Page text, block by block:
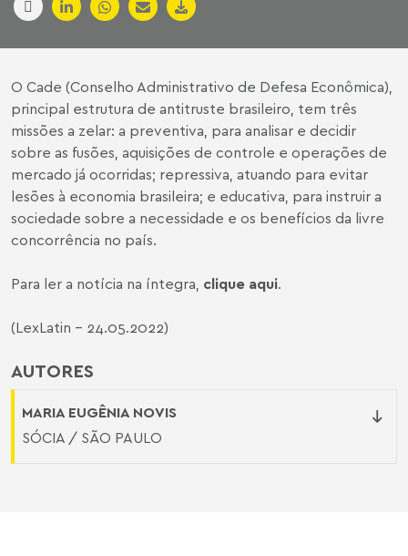
AUTORES
MARIA EUGÊNIA NOVIS
SÓCIA / SÃO PAULO
O Cade (Conselho Administrativo de Defesa Econômica),
principal estrutura de antitruste brasileiro, tem três
missões a zelar: a preventiva, para analisar e decidir
sobre as fusões, aquisições de controle e operações de
mercado já ocorridas; repressiva, atuando para evitar
lesões à economia brasileira; e educativa, para instruir a
sociedade sobre a necessidade e os benefícios da livre
concorrência no país.
Para ler a notícia na íntegra, clique aqui.
(LexLatin - 24.05.2022)